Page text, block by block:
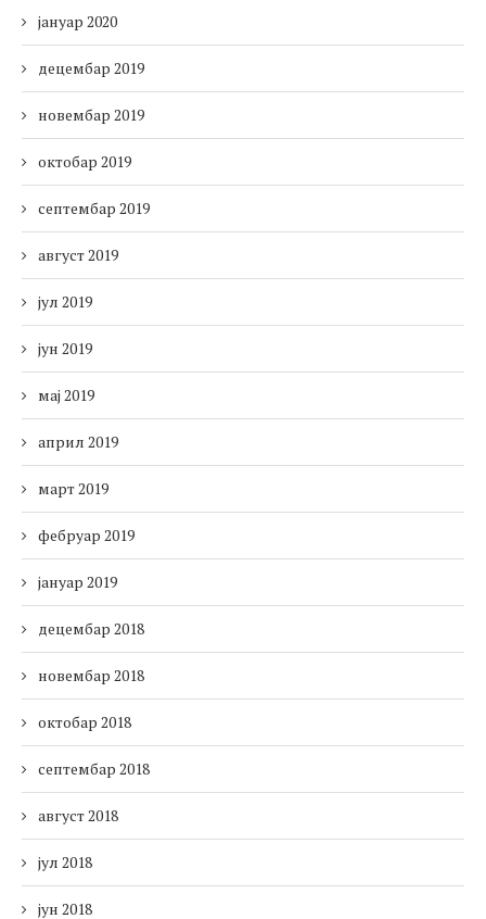
јануар 2020
децембар 2019
новембар 2019
октобар 2019
септембар 2019
август 2019
јул 2019
јун 2019
мај 2019
април 2019
март 2019
фебруар 2019
јануар 2019
децембар 2018
новембар 2018
октобар 2018
септембар 2018
август 2018
јул 2018
јун 2018